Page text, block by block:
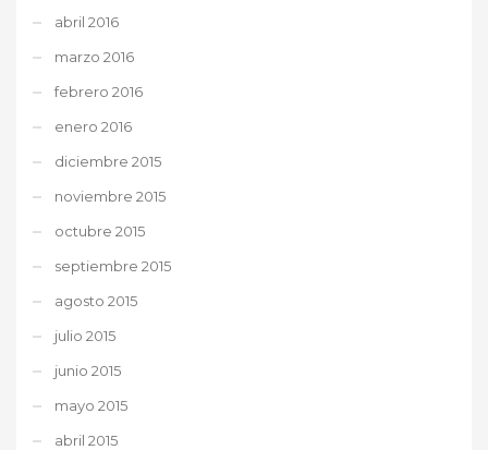
abril 2016
marzo 2016
febrero 2016
enero 2016
diciembre 2015
noviembre 2015
octubre 2015
septiembre 2015
agosto 2015
julio 2015
junio 2015
mayo 2015
abril 2015